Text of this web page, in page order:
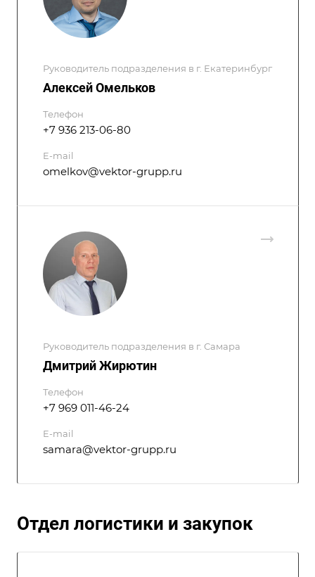
Руководитель подразделения в г. Екатеринбург
Алексей Омельков
Телефон
+7 936 213-06-80
E-mail
omelkov@vektor-grupp.ru
Руководитель подразделения в г. Самара
Дмитрий Жирютин
Телефон
+7 969 011-46-24
E-mail
samara@vektor-grupp.ru
Отдел логистики и закупок